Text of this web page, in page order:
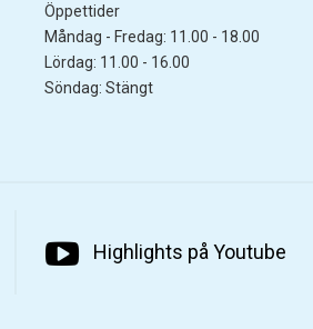
Öppettider
Måndag - Fredag: 11.00 - 18.00
Lördag: 11.00 - 16.00
Söndag: Stängt
Highlights på Youtube